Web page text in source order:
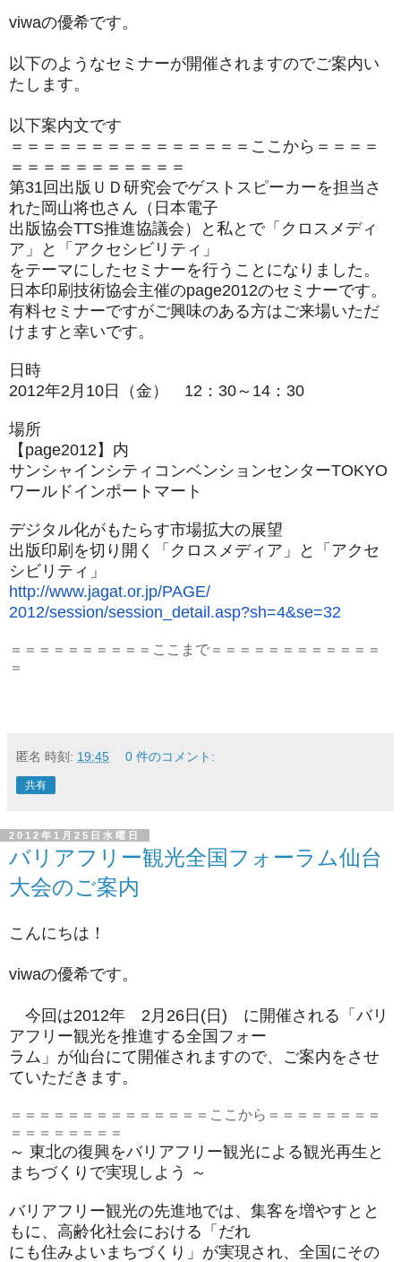
viwaの優希です。
以下のようなセミナーが開催されますのでご案内い
たします。
以下案内文です
＝＝＝＝＝＝＝＝＝＝＝＝＝＝＝ここから＝＝＝＝
＝＝＝＝＝＝＝＝＝＝＝
第31回出版ＵＤ研究会でゲストスピーカーを担当さ
れた岡山将也さん（日本電子
出版協会TTS推進協議会）と私とで「クロスメディ
ア」と「 アクセシビリティ」
をテーマにしたセミナーを行うことになりました。
日本印刷技術協会主催のpage2012のセミナーです。
有料セミナーですがご興味のある方はご来場いただ
けますと幸いです。
日時
2012年2月10日（金） 12：30～14：30
場所
【page2012】内
サンシャインシティコンベンションセンターTOKYO
ワールドインポートマート
デジタル化がもたらす市場拡大の展望
出版印刷を切り開く「クロスメディア」と「アクセ
シビリティ」
http://www.jagat.or.jp/PAGE/
2012/session/session_detail.asp?sh=4&se=32
＝＝＝＝＝＝＝＝＝＝ここまで＝＝＝＝＝＝＝＝＝＝＝＝
＝
匿名 時刻: 19:45 0 件のコメント:
共有
2012年1月25日水曜日
バリアフリー観光全国フォーラム仙台
大会のご案内
こんにちは！
viwaの優希です。
今回は2012年 2月26日(日) に開催される「バリ
アフリー観光を推進する全国フォー
ラム」が仙台にて開催されますので、ご案内をさせ
ていただきます。
＝＝＝＝＝＝＝＝＝＝＝＝＝＝ここから＝＝＝＝＝＝＝＝
＝＝＝＝＝＝＝＝
～ 東北の復興をバリアフリー観光による観光再生と
まちづくりで実現 しよう ～
バリアフリー観光の先進地では、集客を増やすとと
もに、 高齢化社会における「だれ
にも住みよいまちづくり」が実現され、 全国にその